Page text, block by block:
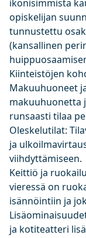
ikonisimmista
opiskelijan
tunnustettu
(kansallinen
Kiinteistöjen
Makuuhuoneet
makuuhuonetta
runsaasti tilaa
Oleskelutilat:
ja
viihdyttämiseen.
Keittiö ja
vieressä on
isännöintiin ja
ja kotiteatteri